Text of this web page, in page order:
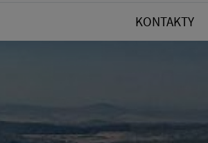
KONTAKTY